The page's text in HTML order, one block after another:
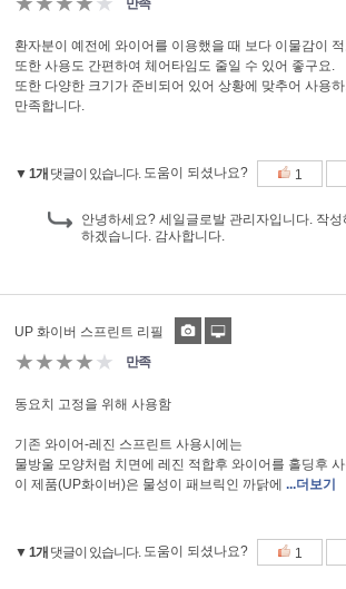
만족
환자분이 예전에 와이어를 이용했을 때 보다 이물감이
또한 사용도 간편하여 체어타임도 줄일 수 있어 좋구요.
또한 다양한 크기가 준비되어 있어 상황에 맞추어 사용
만족합니다.
▼ 1개 댓글이 있습니다. 도움이 되셨나요? 1
안녕하세요? 세일글로발 관리자입니다. 작
하겠습니다. 감사합니다.
UP 화이버 스프린트 리필
★★★★★ 만족
동요치 고정을 위해 사용함
기존 와이어-레진 스프린트 사용시에는
물방울 모양처럼 치면에 레진 적합후 와이어를 홀딩후
이 제품(UP화이버)은 물성이 패브릭인 까닭에 ...더보기
▼ 1개 댓글이 있습니다. 도움이 되셨나요? 1